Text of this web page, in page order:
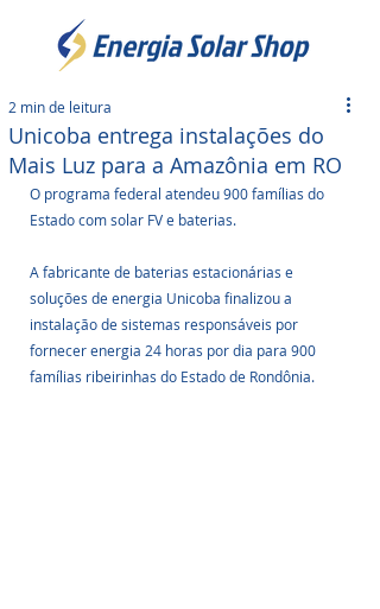
Unicoba entrega instalações do
Mais Luz para a Amazônia em RO
2 min de leitura
O programa federal atendeu 900 famílias do
Estado com solar FV e baterias.
A fabricante de baterias estacionárias e
soluções de energia Unicoba finalizou a
instalação de sistemas responsáveis por
fornecer energia 24 horas por dia para 900
famílias ribeirinhas do Estado de Rondônia.